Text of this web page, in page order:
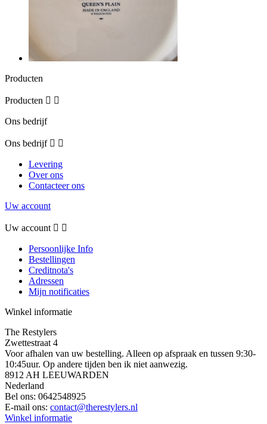
Producten
Producten  
Ons bedrijf
Ons bedrijf  
Levering
Over ons
Contacteer ons
Uw account
Uw account  
Persoonlijke Info
Bestellingen
Creditnota's
Adressen
Mijn notificaties
Winkel informatie
The Restylers
Zwettestraat 4
Voor afhalen van uw bestelling. Alleen op afspraak en tussen 9:30-
10:45uur. Op andere tijden ben ik niet aanwezig.
8912 AH LEEUWARDEN
Nederland
Bel ons: 0642548925
E-mail ons: contact@therestylers.nl
Winkel informatie